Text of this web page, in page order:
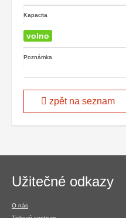
Kapacita
volno
Poznámka
zpět na seznam
Navigace
v
Užitečné odkazy
O nás